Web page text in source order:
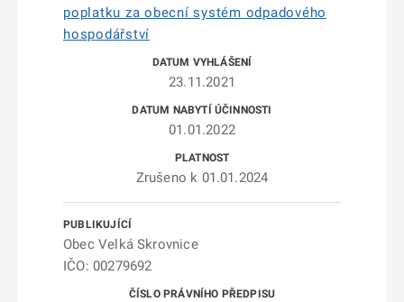
poplatku za obecní systém odpadového
hospodářství
23.11.2021
01.01.2022
Zrušeno k 01.01.2024
Obec Velká Skrovnice
IČO: 00279692